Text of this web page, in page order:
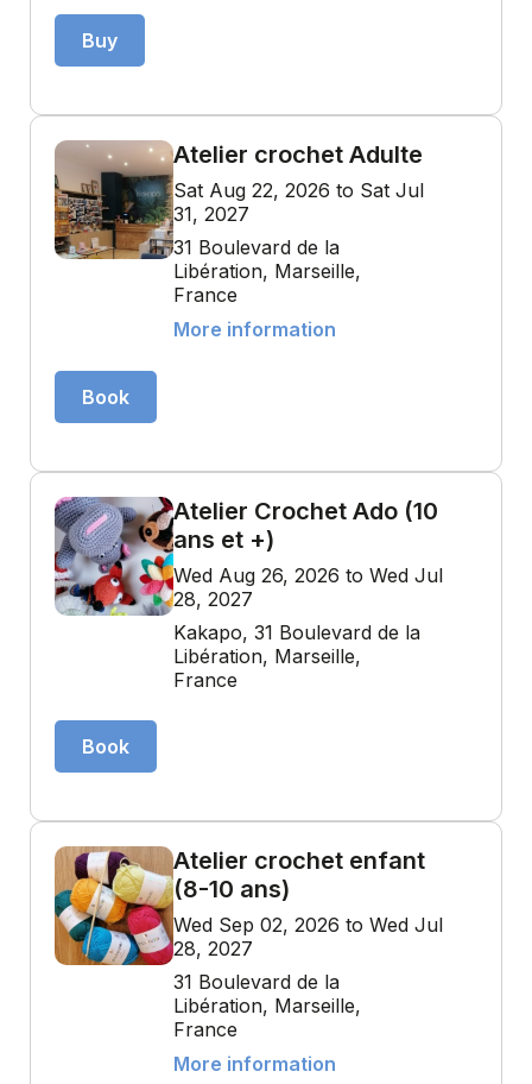
Buy
Atelier crochet Adulte
Sat Aug 22, 2026 to Sat Jul
31, 2027
31 Boulevard de la
Libération, Marseille,
France
More information
Book
Atelier Crochet Ado (10
ans et +)
Wed Aug 26, 2026 to Wed Jul
28, 2027
Kakapo, 31 Boulevard de la
Libération, Marseille,
France
Book
Atelier crochet enfant
(8-10 ans)
Wed Sep 02, 2026 to Wed Jul
28, 2027
31 Boulevard de la
Libération, Marseille,
France
More information